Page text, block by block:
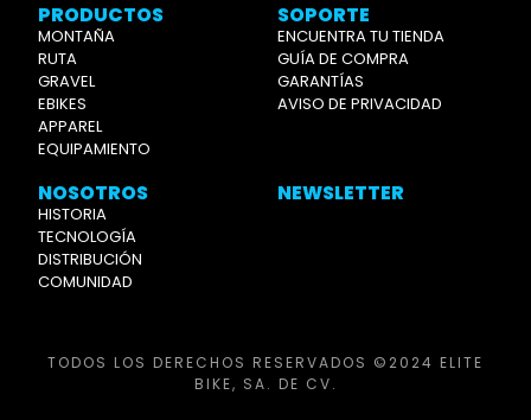
PRODUCTOS
MONTAÑA
RUTA
GRAVEL
EBIKES
APPAREL
EQUIPAMIENTO
SOPORTE
ENCUENTRA TU TIENDA
GUÍA DE COMPRA
GARANTÍAS
AVISO DE PRIVACIDAD
NOSOTROS
HISTORIA
TECNOLOGÍA
DISTRIBUCIÓN
COMUNIDAD
NEWSLETTER
TODOS LOS DERECHOS RESERVADOS ©2024 ELITE
BIKE, SA. DE CV.